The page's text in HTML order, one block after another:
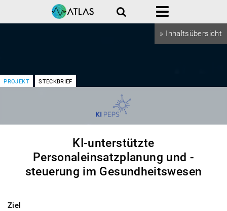
» Inhaltsübersicht
Suche Menü
PROJEKT STECKBRIEF
KI-unterstützte
Personaleinsatzplanung und -
steuerung im Gesundheitswesen
Ziel